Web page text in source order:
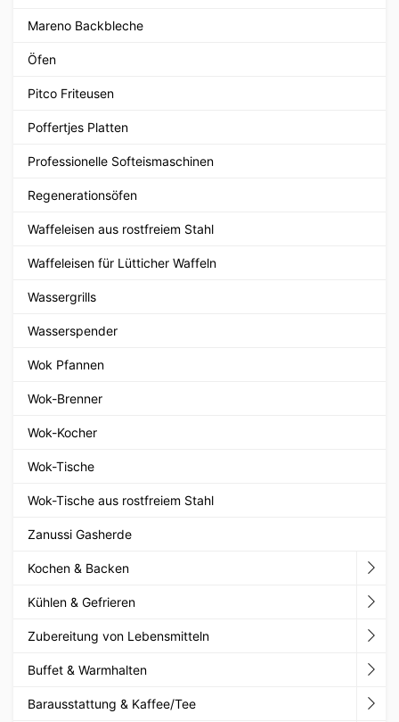
Mareno Backbleche
Öfen
Pitco Friteusen
Poffertjes Platten
Professionelle Softeismaschinen
Regenerationsöfen
Waffeleisen aus rostfreiem Stahl
Waffeleisen für Lütticher Waffeln
Wassergrills
Wasserspender
Wok Pfannen
Wok-Brenner
Wok-Kocher
Wok-Tische
Wok-Tische aus rostfreiem Stahl
Zanussi Gasherde
Kochen & Backen
Kühlen & Gefrieren
Zubereitung von Lebensmitteln
Buffet & Warmhalten
Barausstattung & Kaffee/Tee